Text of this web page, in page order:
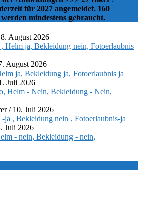
für 2027 angemeldet. 160
mindestens gebraucht.
8. August 2026
Helm ja, Bekleidung nein, Fotoerlaubnis
August 2026
ja, Bekleidung ja, Fotoerlaubnis ja
Juli 2026
Helm - Nein, Bekleidung - Nein,
/ 10. Juli 2026
ja , Bekleidung nein , Fotoerlaubnis-ja
Juli 2026
- nein, Bekleidung - nein,